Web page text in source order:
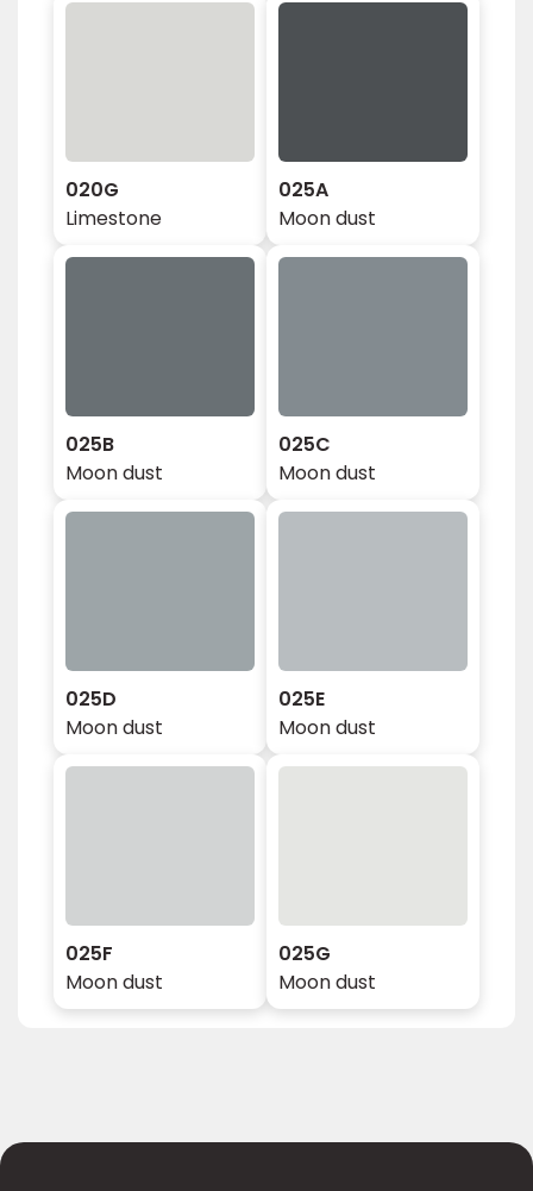
020G
Limestone
025A
Moon dust
025B
Moon dust
025C
Moon dust
025D
Moon dust
025E
Moon dust
025F
Moon dust
025G
Moon dust